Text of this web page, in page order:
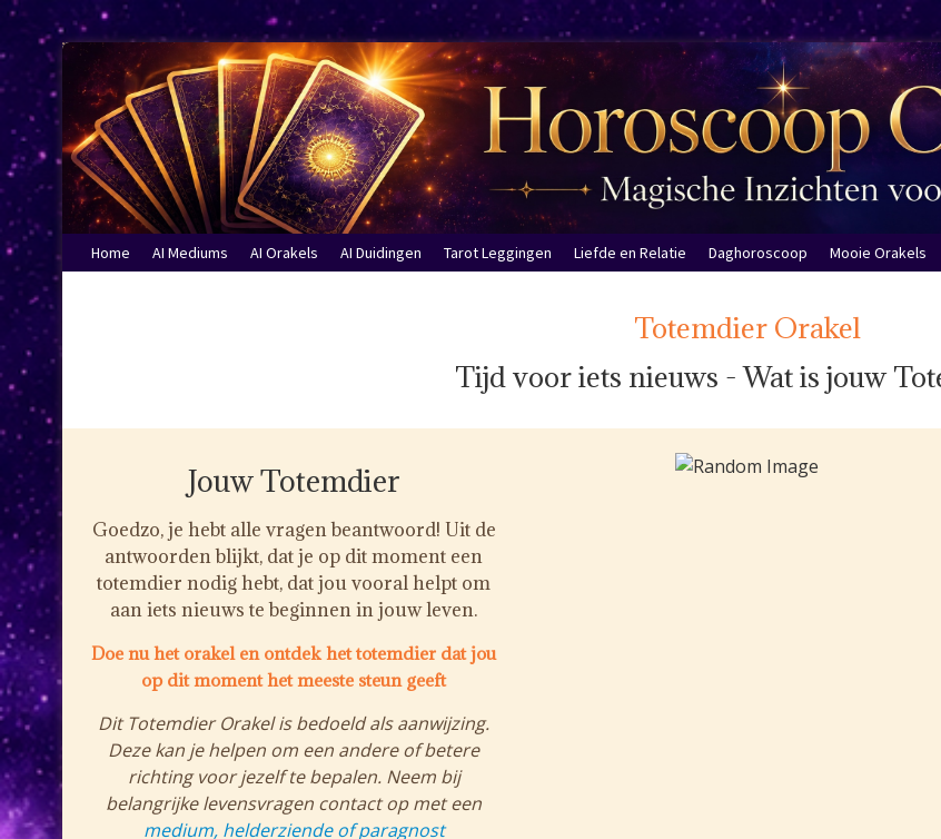
Home AI Mediums AI Orakels AI Duidingen Tarot Leggingen Liefde en Relatie Daghoroscoop Mooie Orakels
Totemdier Orakel
Tijd voor iets nieuws - Wat is jouw
Jouw Totemdier
Goedzo, je hebt alle vragen beantwoord! Uit de
antwoorden blijkt, dat je op dit moment een
totemdier nodig hebt, dat jou vooral helpt om
aan iets nieuws te beginnen in jouw leven.
Doe nu het orakel en ontdek het totemdier dat jou
op dit moment het meeste steun geeft
Dit Totemdier Orakel is bedoeld als aanwijzing.
Deze kan je helpen om een andere of betere
richting voor jezelf te bepalen. Neem bij
belangrijke levensvragen contact op met een
medium, helderziende of paragnost